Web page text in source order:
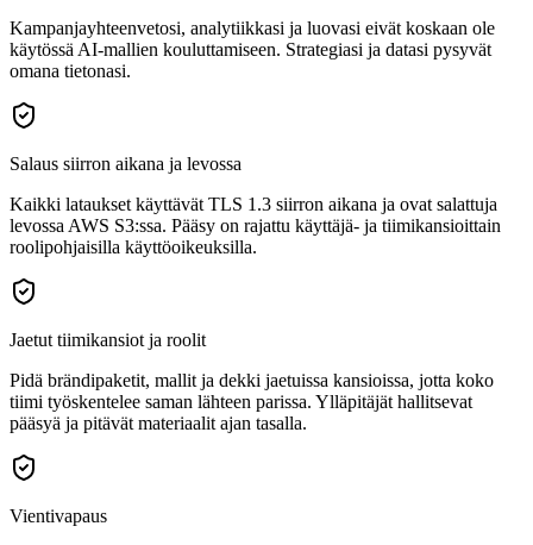
Kampanjayhteenvetosi, analytiikkasi ja luovasi eivät koskaan ole
käytössä AI-mallien kouluttamiseen. Strategiasi ja datasi pysyvät
omana tietonasi.
Salaus siirron aikana ja levossa
Kaikki lataukset käyttävät TLS 1.3 siirron aikana ja ovat salattuja
levossa AWS S3:ssa. Pääsy on rajattu käyttäjä- ja tiimikansioittain
roolipohjaisilla käyttöoikeuksilla.
Jaetut tiimikansiot ja roolit
Pidä brändipaketit, mallit ja dekki jaetuissa kansioissa, jotta koko
tiimi työskentelee saman lähteen parissa. Ylläpitäjät hallitsevat
pääsyä ja pitävät materiaalit ajan tasalla.
Vientivapaus